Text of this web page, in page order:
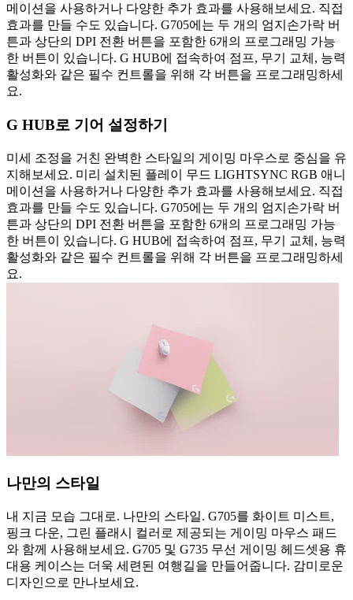
메이션을 사용하거나 다양한 추가 효과를 사용해보세요. 직접
효과를 만들 수도 있습니다. G705에는 두 개의 엄지손가락 버
튼과 상단의 DPI 전환 버튼을 포함한 6개의 프로그래밍 가능
한 버튼이 있습니다. G HUB에 접속하여 점프, 무기 교체, 능력
활성화와 같은 필수 컨트롤을 위해 각 버튼을 프로그래밍하세
요.
G HUB로 기어 설정하기
미세 조정을 거친 완벽한 스타일의 게이밍 마우스로 중심을 유
지해보세요. 미리 설치된 플레이 무드 LIGHTSYNC RGB 애니
메이션을 사용하거나 다양한 추가 효과를 사용해보세요. 직접
효과를 만들 수도 있습니다. G705에는 두 개의 엄지손가락 버
튼과 상단의 DPI 전환 버튼을 포함한 6개의 프로그래밍 가능
한 버튼이 있습니다. G HUB에 접속하여 점프, 무기 교체, 능력
활성화와 같은 필수 컨트롤을 위해 각 버튼을 프로그래밍하세
요.
나만의 스타일
내 지금 모습 그대로. 나만의 스타일. G705를 화이트 미스트,
핑크 다운, 그린 플래시 컬러로 제공되는 게이밍 마우스 패드
와 함께 사용해보세요. G705 및 G735 무선 게이밍 헤드셋용 휴
대용 케이스는 더욱 세련된 여행길을 만들어줍니다. 감미로운
디자인으로 만나보세요.